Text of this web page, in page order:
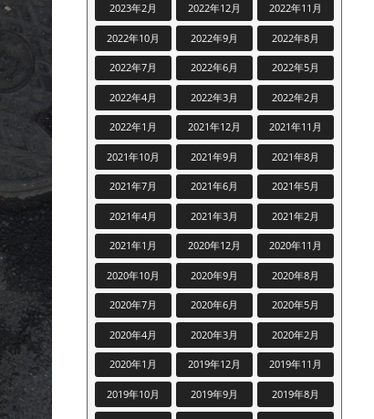
2023年2月 2022年12月 2022年11月
2022年10月 2022年9月 2022年8月
2022年7月 2022年6月 2022年5月
2022年4月 2022年3月 2022年2月
2022年1月 2021年12月 2021年11月
2021年10月 2021年9月 2021年8月
2021年7月 2021年6月 2021年5月
2021年4月 2021年3月 2021年2月
2021年1月 2020年12月 2020年11月
2020年10月 2020年9月 2020年8月
2020年7月 2020年6月 2020年5月
2020年4月 2020年3月 2020年2月
2020年1月 2019年12月 2019年11月
2019年10月 2019年9月 2019年8月